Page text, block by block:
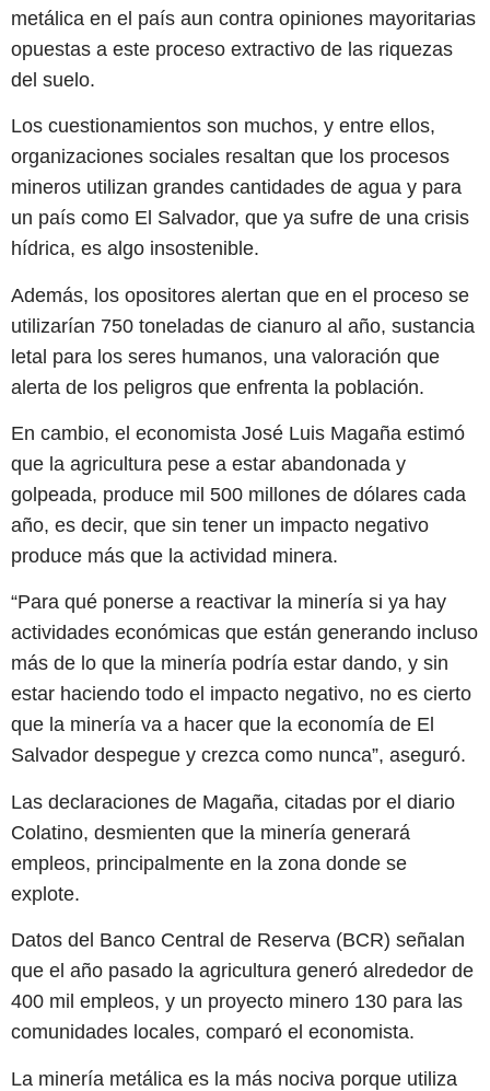
metálica en el país aun contra opiniones mayoritarias
opuestas a este proceso extractivo de las riquezas
del suelo.
Los cuestionamientos son muchos, y entre ellos,
organizaciones sociales resaltan que los procesos
mineros utilizan grandes cantidades de agua y para
un país como El Salvador, que ya sufre de una crisis
hídrica, es algo insostenible.
Además, los opositores alertan que en el proceso se
utilizarían 750 toneladas de cianuro al año, sustancia
letal para los seres humanos, una valoración que
alerta de los peligros que enfrenta la población.
En cambio, el economista José Luis Magaña estimó
que la agricultura pese a estar abandonada y
golpeada, produce mil 500 millones de dólares cada
año, es decir, que sin tener un impacto negativo
produce más que la actividad minera.
“Para qué ponerse a reactivar la minería si ya hay
actividades económicas que están generando incluso
más de lo que la minería podría estar dando, y sin
estar haciendo todo el impacto negativo, no es cierto
que la minería va a hacer que la economía de El
Salvador despegue y crezca como nunca”, aseguró.
Las declaraciones de Magaña, citadas por el diario
Colatino, desmienten que la minería generará
empleos, principalmente en la zona donde se
explote.
Datos del Banco Central de Reserva (BCR) señalan
que el año pasado la agricultura generó alrededor de
400 mil empleos, y un proyecto minero 130 para las
comunidades locales, comparó el economista.
La minería metálica es la más nociva porque utiliza